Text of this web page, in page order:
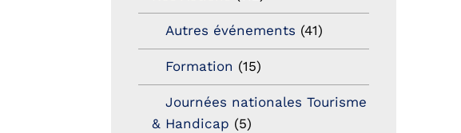
Autres événements (41)
Formation (15)
Journées nationales Tourisme
& Handicap (5)